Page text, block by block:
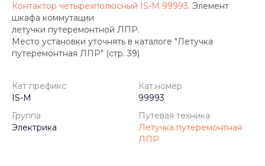
Контактор четырехполюсный IS-M 99993. Элемент
шкафа коммутации
летучки путеремонтной ЛПР.
Место установки уточнять в каталоге "Летучка
путеремонтная ЛПР" (стр. 39)
Кат префикс
IS-M
Кат.номер
99993
Группа
Электрика
Путевая техника
Летучка путеремонтная
ЛПР